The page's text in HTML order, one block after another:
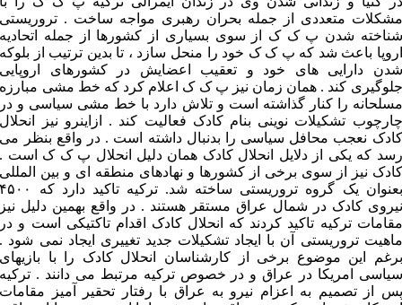
مشکلات متعددی از جمله بحران رهبری مواجه ساخت . تروریستی
شناخته شدن پ ک ک از سوی بسیاری از کشورها از جمله اتحادیه
اروپا باعث شد که پ ک ک خود را منحل سازد ، تا بدین ترتیب از بلوکه
شدن دارایی های خود و تعقیب اعضایش در کشورهای اروپایی
جلوگیری کند . همان زمان نیز پ ک ک اعلام کرد که خط مشی مبارزه
مسلحانه را کنار گذاشته است و تلاش دارد با خط مشی سیاسی و در
چارچوب تشکیلات نوینی بنام کادک فعالیت کند . ازاینرو نیز انحلال
کادک نعجب محافل سیاسی را بدنبال داشته است . در واقع بنظر می
رسد که یکی از دلایل انحلال کادک همان دلیل انحلال پ ک ک است .
کادک نیز از سوی برخی از کشورها و نهادهای منطقه ای و بین المللی
بعنوان یک گروه تروریستی ساخته شد. ترکیه تاکید دارد که ۴۵۰۰
نیروی کادک در شمال عراق مستقر هستند . در واقع بهمین دلیل نیز
مقامات ترکیه تاکید کردند که انحلال کادک اقدام تاکتیکی است و در
ماهیت تروریستی آن با ایجاد تشکیلات جدید تغییری ایجاد نمی شود .
برغم این موضوع برخی از کارشناسان انحلال کادک را با بازیهای
سیاسی امریکا در عراق و در خصوص ترکیه مرتبط می دانند . ترکیه
پس از تصمیم به اعزام نیرو به عراق با رفتار تحقیر آمیز مقامات